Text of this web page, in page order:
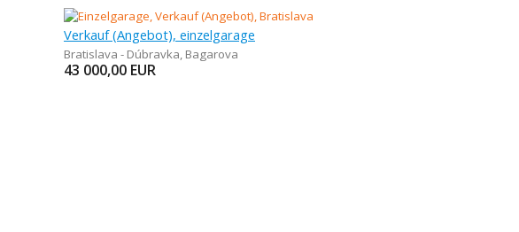
Verkauf (Angebot), einzelgarage
Bratislava - Dúbravka, Bagarova
43 000,00 EUR